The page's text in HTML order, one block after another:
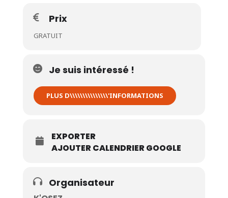
Prix
GRATUIT
Je suis intéressé !
PLUS D\\\\\\\\\\\\\\\'INFORMATIONS
EXPORTER
AJOUTER CALENDRIER GOOGLE
Organisateur